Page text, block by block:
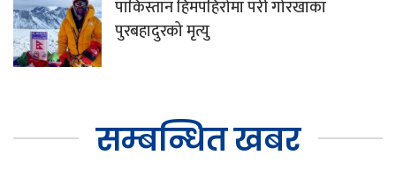
पाकिस्तान हिमपहिरोमा परी गोरखाका
पुरबहादुरको मृत्यु
सम्बन्धित खबर